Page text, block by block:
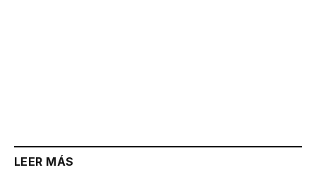
LEER MÁS